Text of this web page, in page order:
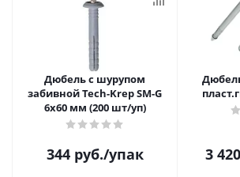
Дюбель с шурупом
забивной Tech-Krep SM-G
6х60 мм (200 шт/уп)
344руб./упак 3 420